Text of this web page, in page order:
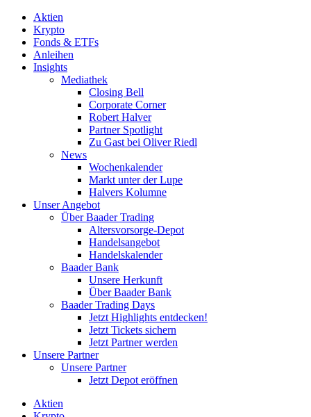
Aktien
Krypto
Fonds & ETFs
Anleihen
Insights
Mediathek
Closing Bell
Corporate Corner
Robert Halver
Partner Spotlight
Zu Gast bei Oliver Riedl
News
Wochenkalender
Markt unter der Lupe
Halvers Kolumne
Unser Angebot
Über Baader Trading
Altersvorsorge-Depot
Handelsangebot
Handelskalender
Baader Bank
Unsere Herkunft
Über Baader Bank
Baader Trading Days
Jetzt Highlights entdecken!
Jetzt Tickets sichern
Jetzt Partner werden
Unsere Partner
Unsere Partner
Jetzt Depot eröffnen
Aktien